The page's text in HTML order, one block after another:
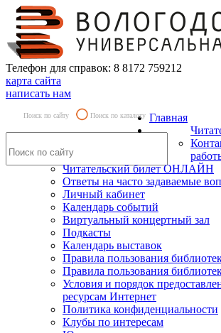
Телефон для справок: 8 8172 759212
карта сайта
написать нам
Поиск по сайту Поиск по каталогу Главная
Читательский билет ОНЛАЙН
Ответы на часто задаваемые
Личный кабинет
Календарь событий
Виртуальный концертный зал
Подкасты
Календарь выставок
Правила пользования
Правила пользования
Условия и порядок
ресурсам Интернет
Политика конфиденциальности
Клубы по интересам